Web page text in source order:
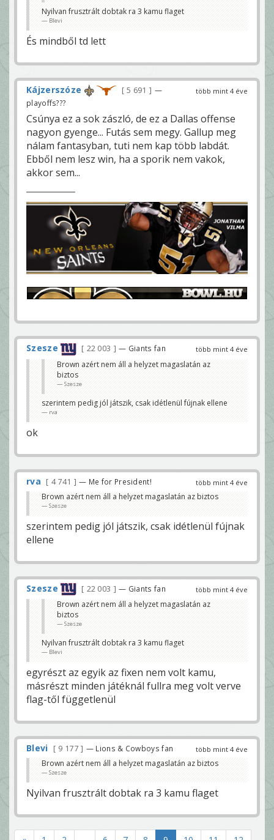
Nyilvan frusztrált dobtak ra 3 kamu flaget
Blevi
És mindből td lett
több mint 4 éve
Kájzerszóze 5 691
—
playoffs???
Csúnya ez a sok zászló, de ez a Dallas offense
nagyon gyenge... Futás sem megy. Gallup meg
nálam fantasyban, tuti nem kap több labdát.
Ebből nem lesz win, ha a sporik nem vakok,
akkor sem...
több mint 4 éve
Szesze 22 003 — Giants fan
Brown azért nem áll a helyzet magaslatán az
biztos
Szesze
szerintem pedig jól játszik, csak idétlenül fújnak ellene
rva
ok
több mint 4 éve
rva 4 741 — Me for President!
Brown azért nem áll a helyzet magaslatán az biztos
Szesze
szerintem pedig jól játszik, csak idétlenül fújnak
ellene
több mint 4 éve
Szesze 22 003 — Giants fan
Brown azért nem áll a helyzet magaslatán az
biztos
Szesze
Nyilvan frusztrált dobtak ra 3 kamu flaget
Blevi
egyrészt az egyik az fixen nem volt kamu,
másrészt minden játéknál fullra meg volt verve
flag-től függetlenül
több mint 4 éve
Blevi 9 177 — Lions & Cowboys fan
Brown azért nem áll a helyzet magaslatán az biztos
Szesze
Nyilvan frusztrált dobtak ra 3 kamu flaget